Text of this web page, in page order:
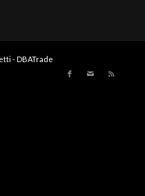
-DBATrade